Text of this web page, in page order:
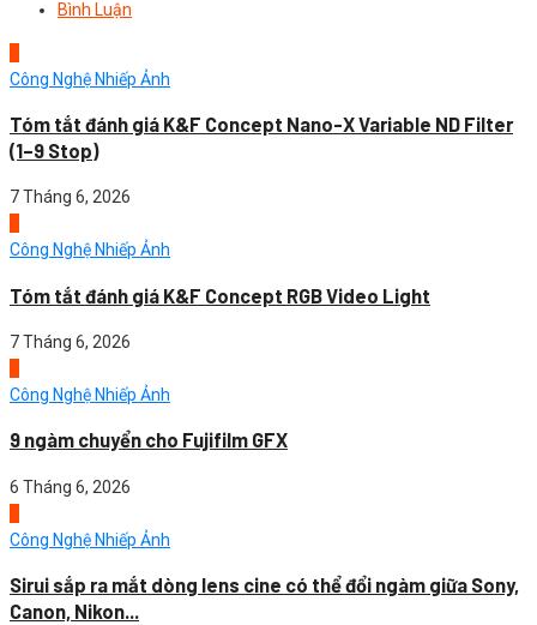
Bình Luận
Công Nghệ Nhiếp Ảnh
Tóm tắt đánh giá K&F Concept Nano-X Variable ND Filter
(1–9 Stop)
7 Tháng 6, 2026
Công Nghệ Nhiếp Ảnh
Tóm tắt đánh giá K&F Concept RGB Video Light
7 Tháng 6, 2026
Công Nghệ Nhiếp Ảnh
9 ngàm chuyển cho Fujifilm GFX
6 Tháng 6, 2026
Công Nghệ Nhiếp Ảnh
Sirui sắp ra mắt dòng lens cine có thể đổi ngàm giữa Sony,
Canon, Nikon...